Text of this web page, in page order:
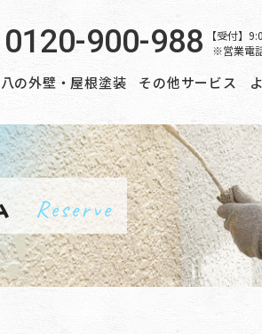
0120-900-988
【受付】
※営業電
の外壁・屋根塗装 その他サービス
Reserve